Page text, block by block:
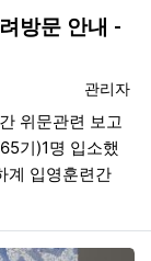
방문 안내 -
등록자
관리자
위문관련 보고
기)1명 입소했
계 입영훈련간